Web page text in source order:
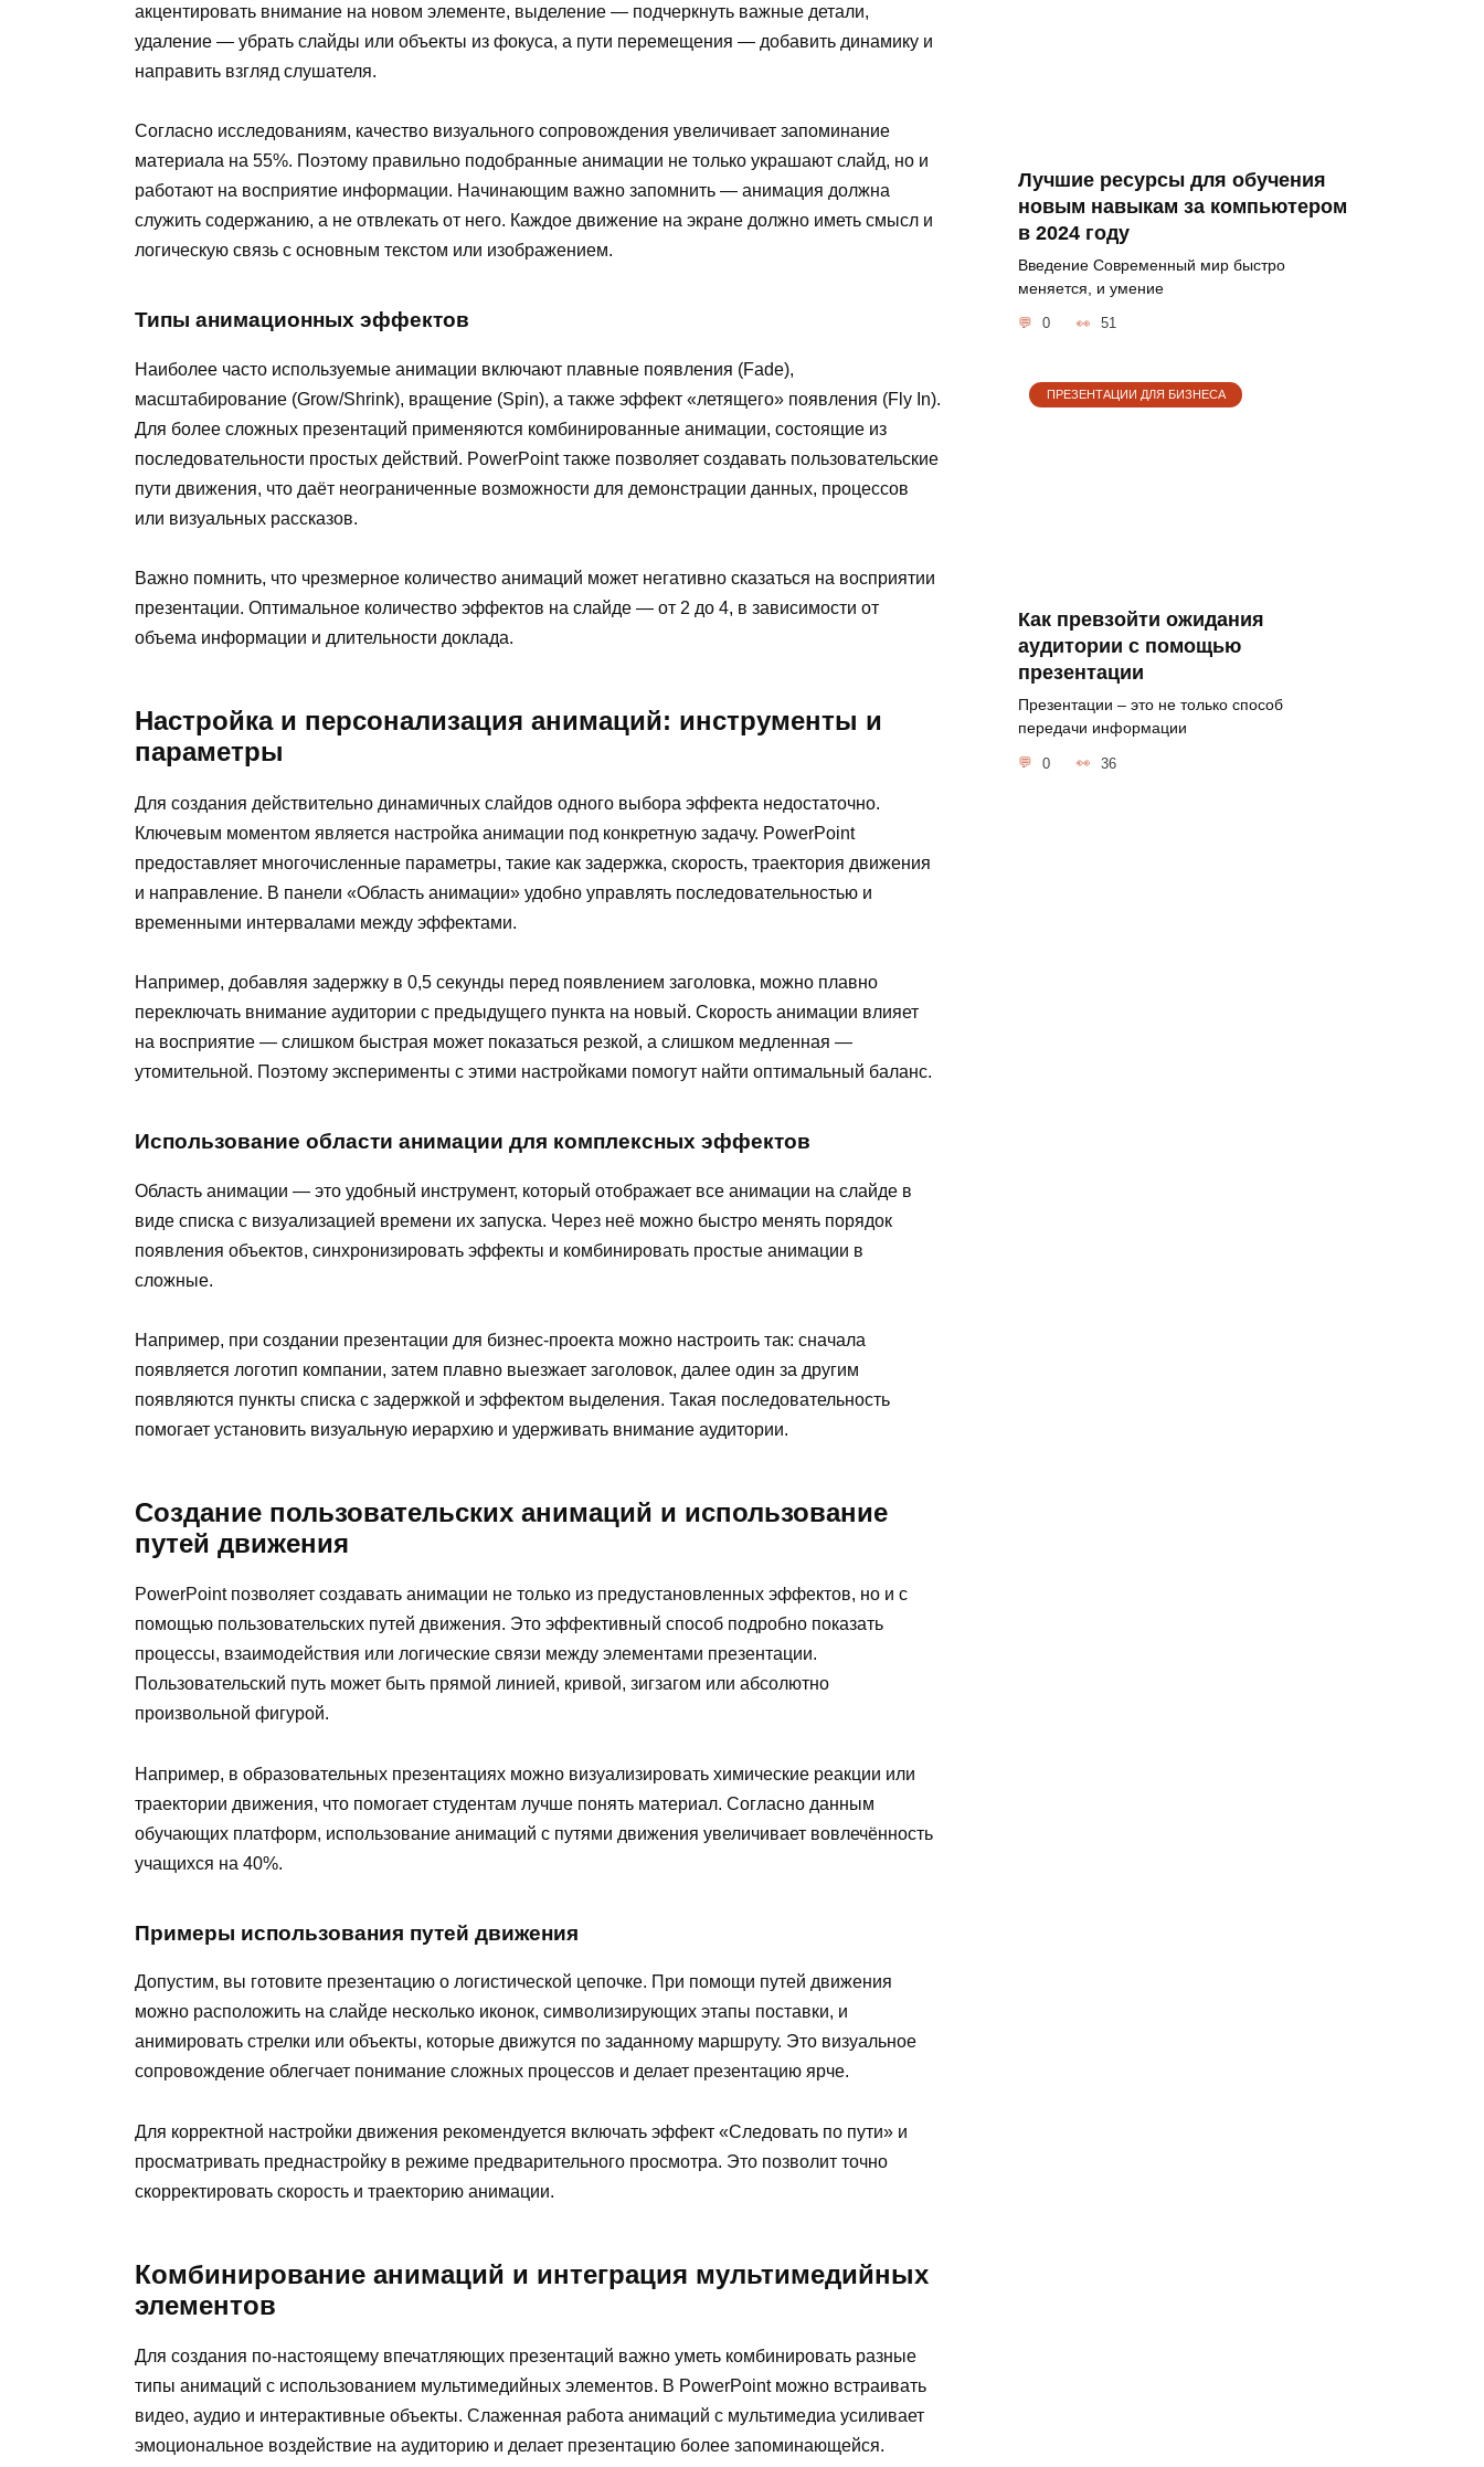
акцентировать внимание на новом элементе, выделение — подчеркнуть важные детали,
удаление — убрать слайды или объекты из фокуса, а пути перемещения — добавить динамику и
направить взгляд слушателя.
Согласно исследованиям, качество визуального сопровождения увеличивает запоминание
материала на 55%. Поэтому правильно подобранные анимации не только украшают слайд, но и
работают на восприятие информации. Начинающим важно запомнить — анимация должна
служить содержанию, а не отвлекать от него. Каждое движение на экране должно иметь смысл и
логическую связь с основным текстом или изображением.
Типы анимационных эффектов
Наиболее часто используемые анимации включают плавные появления (Fade),
масштабирование (Grow/Shrink), вращение (Spin), а также эффект «летящего» появления (Fly In).
Для более сложных презентаций применяются комбинированные анимации, состоящие из
последовательности простых действий. PowerPoint также позволяет создавать пользовательские
пути движения, что даёт неограниченные возможности для демонстрации данных, процессов
или визуальных рассказов.
Важно помнить, что чрезмерное количество анимаций может негативно сказаться на восприятии
презентации. Оптимальное количество эффектов на слайде — от 2 до 4, в зависимости от
объема информации и длительности доклада.
Настройка и персонализация анимаций: инструменты и
параметры
Для создания действительно динамичных слайдов одного выбора эффекта недостаточно.
Ключевым моментом является настройка анимации под конкретную задачу. PowerPoint
предоставляет многочисленные параметры, такие как задержка, скорость, траектория движения
и направление. В панели «Область анимации» удобно управлять последовательностью и
временными интервалами между эффектами.
Например, добавляя задержку в 0,5 секунды перед появлением заголовка, можно плавно
переключать внимание аудитории с предыдущего пункта на новый. Скорость анимации влияет
на восприятие — слишком быстрая может показаться резкой, а слишком медленная —
утомительной. Поэтому эксперименты с этими настройками помогут найти оптимальный баланс.
Использование области анимации для комплексных эффектов
Область анимации — это удобный инструмент, который отображает все анимации на слайде в
виде списка с визуализацией времени их запуска. Через неё можно быстро менять порядок
появления объектов, синхронизировать эффекты и комбинировать простые анимации в
сложные.
Например, при создании презентации для бизнес-проекта можно настроить так: сначала
появляется логотип компании, затем плавно выезжает заголовок, далее один за другим
появляются пункты списка с задержкой и эффектом выделения. Такая последовательность
помогает установить визуальную иерархию и удерживать внимание аудитории.
Создание пользовательских анимаций и использование
путей движения
PowerPoint позволяет создавать анимации не только из предустановленных эффектов, но и с
помощью пользовательских путей движения. Это эффективный способ подробно показать
процессы, взаимодействия или логические связи между элементами презентации.
Пользовательский путь может быть прямой линией, кривой, зигзагом или абсолютно
произвольной фигурой.
Например, в образовательных презентациях можно визуализировать химические реакции или
траектории движения, что помогает студентам лучше понять материал. Согласно данным
обучающих платформ, использование анимаций с путями движения увеличивает вовлечённость
учащихся на 40%.
Примеры использования путей движения
Допустим, вы готовите презентацию о логистической цепочке. При помощи путей движения
можно расположить на слайде несколько иконок, символизирующих этапы поставки, и
анимировать стрелки или объекты, которые движутся по заданному маршруту. Это визуальное
сопровождение облегчает понимание сложных процессов и делает презентацию ярче.
Для корректной настройки движения рекомендуется включать эффект «Следовать по пути» и
просматривать преднастройку в режиме предварительного просмотра. Это позволит точно
скорректировать скорость и траекторию анимации.
Комбинирование анимаций и интеграция мультимедийных
элементов
Для создания по-настоящему впечатляющих презентаций важно уметь комбинировать разные
типы анимаций с использованием мультимедийных элементов. В PowerPoint можно встраивать
видео, аудио и интерактивные объекты. Слаженная работа анимаций с мультимедиа усиливает
эмоциональное воздействие на аудиторию и делает презентацию более запоминающейся.
Лучшие ресурсы для обучения
новым навыкам за компьютером
в 2024 году
Введение Современный мир быстро
меняется, и умение
0 51
ПРЕЗЕНТАЦИИ ДЛЯ БИЗНЕСА
Как превзойти ожидания
аудитории с помощью
презентации
Презентации – это не только способ
передачи информации
0 36